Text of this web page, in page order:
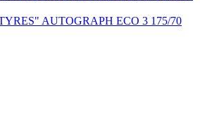
AUTOGRAPH ECO 3 175/70